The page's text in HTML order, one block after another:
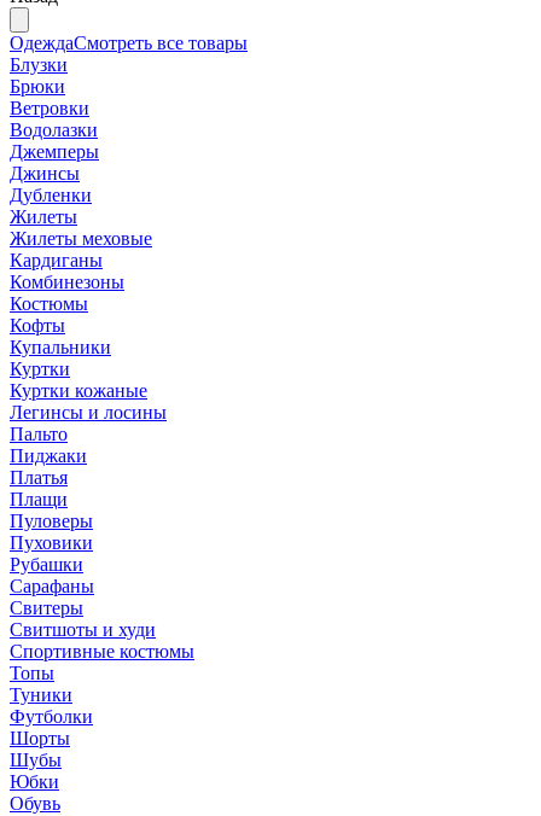
ОдеждаСмотреть все товары
Блузки
Брюки
Ветровки
Водолазки
Джемперы
Джинсы
Дубленки
Жилеты
Жилеты меховые
Кардиганы
Комбинезоны
Костюмы
Кофты
Купальники
Куртки
Куртки кожаные
Легинсы и лосины
Пальто
Пиджаки
Платья
Плащи
Пуловеры
Пуховики
Рубашки
Сарафаны
Свитеры
Свитшоты и худи
Спортивные костюмы
Топы
Туники
Футболки
Шорты
Шубы
Юбки
Обувь